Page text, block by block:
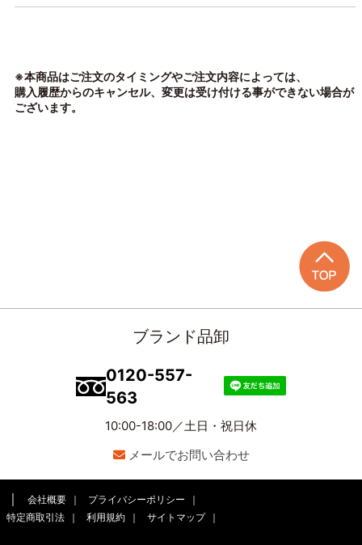
※本商品はご注文のタイミングやご注文内容によっては、
購入履歴からのキャンセル、変更は受け付ける事ができない場合が
ございます。
ブランド品卸
0120-557-
563
10:00-18:00／土日・祝日休
メールでお問い合わせ
会社概要
プライバシーポリシー
特定商取引法
利用規約 サイトマップ